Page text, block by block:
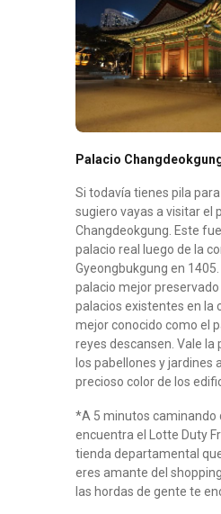
Palacio
Si todavía tienes pila
sugiero vayas a visitar el
Changdeokgung. Este
palacio real luego de la
Gyeongbukgung en 1405.
palacio mejor preservado
palacios existentes en la
mejor conocido como el
reyes descansen. Vale la
los pabellones y jardines
precioso color de los
*A 5 minutos caminando
encuentra el Lotte Duty
tienda departamental
eres amante del
las hordas de gente te